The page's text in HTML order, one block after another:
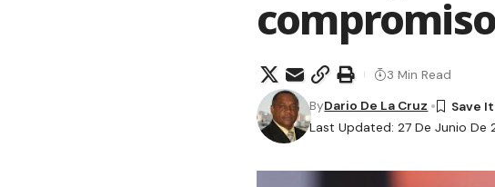
Last Updated: 27 De Junio De
ByDario De La Cruz
3 Min Read